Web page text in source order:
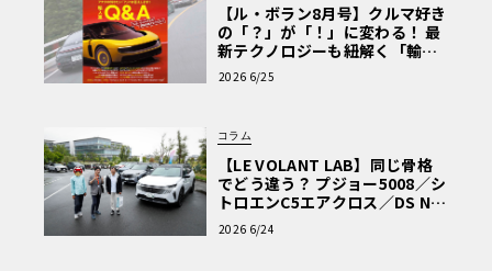
【ル・ボラン8月号】クルマ好き
の「？」が「！」に変わる！ 最
新テクノロジーも紐解く「輸入
車Q&A」
2026 6/25
コラム
【LE VOLANT LAB】同じ骨格
でどう違う？ プジョー5008／シ
トロエンC5エアクロス／DS Nº4
読者一気乗りレポート
2026 6/24